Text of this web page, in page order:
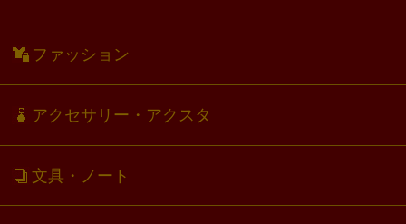
ファッション
アクセサリー・アクスタ
文具・ノート